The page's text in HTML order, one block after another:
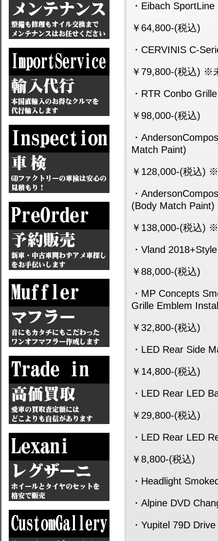
・Eibach
￥64,800-(税込)
・CERVINIS C-
￥79,800-(税込) ※
・RTR Conbo
￥98,000-(税込)
・
Match Paint)
￥128,000-(税込)
・
(Body Match Paint)
￥138,000-(税込)
・Vland
￥88,000-(税込)
・MP Concepts
Grille Emblem
￥32,800-(税込)
・LED Rear Side
￥14,800-(税込)
・LED Rear LED
￥29,800-(税込)
・LED Rear LED
￥8,800-(税込)
・Headlight
・Alpine DVD
・Yupitel 79D